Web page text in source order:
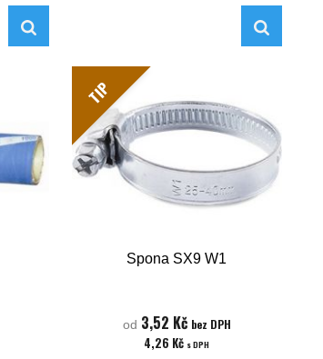
TIP
Spona SX9 W1
od 3,52 Kč bez DPH
4,26 Kč s DPH